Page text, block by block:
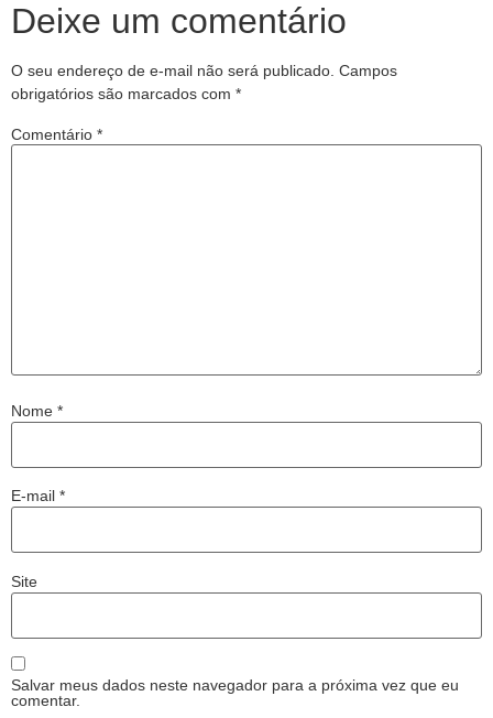
Deixe um comentário
O seu endereço de e-mail não será publicado. Campos
obrigatórios são marcados com *
Comentário *
Nome *
E-mail *
Site
Salvar meus dados neste navegador para a próxima vez que eu
comentar.